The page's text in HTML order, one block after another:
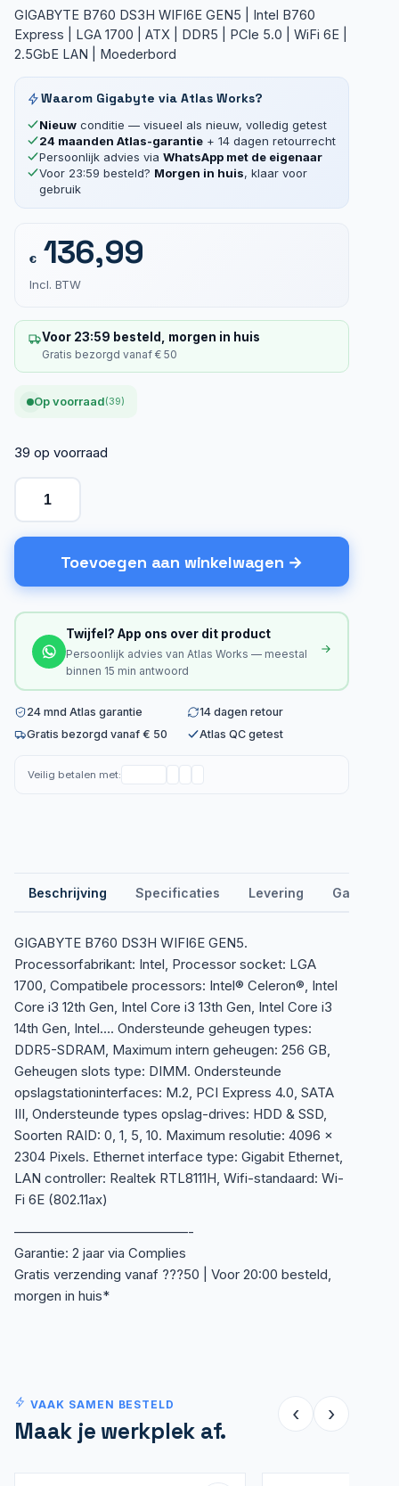
GIGABYTE B760 DS3H WIFI6E GEN5 | Intel B760
Express | LGA 1700 | ATX | DDR5 | PCIe 5.0 | WiFi 6E |
2.5GbE LAN | Moederbord
Waarom Gigabyte via Atlas Works?
Nieuw conditie — visueel als nieuw, volledig getest
24 maanden Atlas-garantie + 14 dagen retourrecht
Persoonlijk advies via WhatsApp met de eigenaar
Voor 23:59 besteld? Morgen in huis, klaar voor
gebruik
€136,99
Incl. BTW
Voor 23:59 besteld, morgen in huis
Gratis bezorgd vanaf € 50
Op voorraad(39)
39 op voorraad
Toevoegen aan winkelwagen
Twijfel? App ons over dit product
Persoonlijk advies van Atlas Works — meestal
binnen 15 min antwoord
24 mnd Atlas garantie
14 dagen retour
Gratis bezorgd vanaf € 50
Atlas QC getest
Veilig betalen met:
Beschrijving Specificaties Levering Garantie
GIGABYTE B760 DS3H WIFI6E GEN5.
Processorfabrikant: Intel, Processor socket: LGA
1700, Compatibele processors: Intel® Celeron®, Intel
Core i3 12th Gen, Intel Core i3 13th Gen, Intel Core i3
14th Gen, Intel…. Ondersteunde geheugen types:
DDR5-SDRAM, Maximum intern geheugen: 256 GB,
Geheugen slots type: DIMM. Ondersteunde
opslagstationinterfaces: M.2, PCI Express 4.0, SATA
III, Ondersteunde types opslag-drives: HDD & SSD,
Soorten RAID: 0, 1, 5, 10. Maximum resolutie: 4096 x
2304 Pixels. Ethernet interface type: Gigabit Ethernet,
LAN controller: Realtek RTL8111H, Wifi-standaard: Wi-
Fi 6E (802.11ax)
—————————————-
Garantie: 2 jaar via Complies
Gratis verzending vanaf ???50 | Voor 20:00 besteld,
morgen in huis*
VAAK SAMEN BESTELD
Maak je werkplek af.
‹ ›